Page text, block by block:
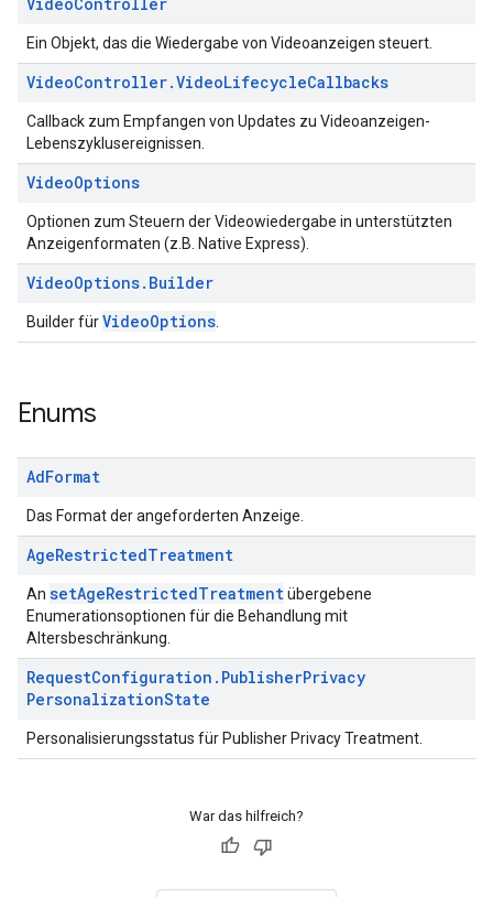
Ein Objekt, das die Wiedergabe von Videoanzeigen steuert.
VideoController.VideoLifecycleCallbacks
Callback zum Empfangen von Updates zu Videoanzeigen-
Lebenszyklusereignissen.
VideoOptions
Optionen zum Steuern der Videowiedergabe in unterstützten
Anzeigenformaten (z.B. Native Express).
VideoOptions. Builder
Builder fürVideoOptions
Enums
AdFormat
Das Format der angeforderten Anzeige.
AgeRestrictedTreatment
An setAgeRestrictedTreatmentübergebene
Enumerationsoptionen für die Behandlung mit
Altersbeschränkung.
RequestConfiguration . PublisherPrivacy
PersonalizationState
Personalisierungsstatus für Publisher Privacy Treatment.
War das hilfreich?